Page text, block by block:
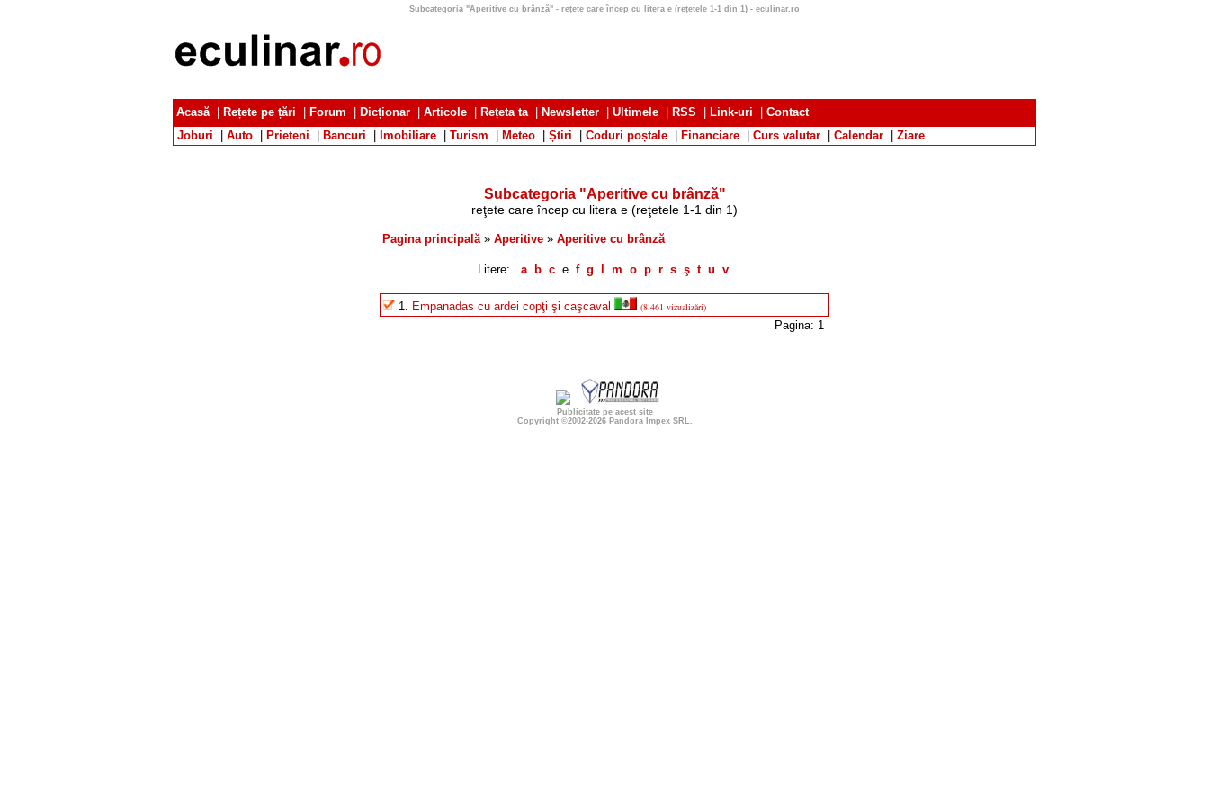
Subcategoria "Aperitive cu brânză" - reţete care încep cu litera e (reţetele 1-1 din 1) - eculinar.ro
Acasă| Rețete pe țări Forum Dicționar Articole Rețeta ta| Newsletter Ultimele RSS Link-uri
Contact
Joburi
Auto Prieteni Bancuri Imobiliare Turism Meteo Știri Coduri poștale Financiare Curs valutar Calendar Ziare
Subcategoria "Aperitive cu brânză"
reţete care încep cu litera e (reţetele 1-1 din 1)
Pagina principală» Aperitive » Aperitive cu brânză
Litere: a b ce f g m o p r s ş t u v
1. Empanadas cu ardei copţi şi caşcaval (8.461 vizualizări)
Pagina: 1
Publicitate pe acest site
Copyright ©2002-2026 Pandora Impex SRL.